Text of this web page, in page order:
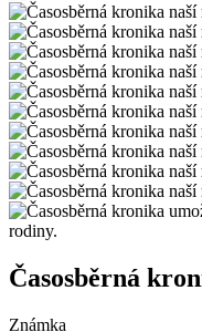
Časosběrná
Známka